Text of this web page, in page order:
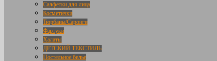
Салфетки для лица
Косметички
Тюрбаны/Саронги
Фартуки
Халаты
ДЕТСКИЙ ТЕКСТИЛЬ
Постельное белье